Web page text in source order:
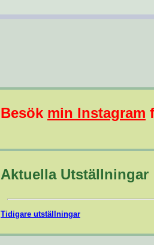
Besök min Instagram
Aktuella Utställningar
Tidigare utställningar